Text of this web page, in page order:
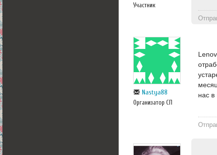
Участник
Nastya88
Организатор СП
нас